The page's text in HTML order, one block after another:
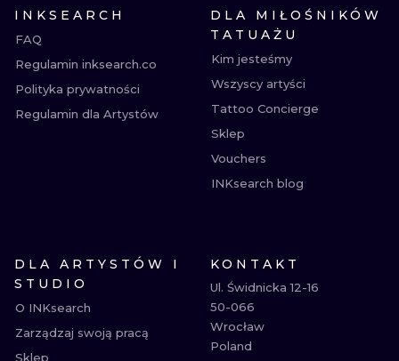
INKSEARCH
FAQ
Regulamin inksearch.co
Polityka prywatności
Regulamin dla Artystów
DLA MIŁOŚNIKÓW
TATUAŻU
Kim jesteśmy
Wszyscy artyści
Tattoo Concierge
Sklep
Vouchers
INKsearch blog
DLA ARTYSTÓW I
STUDIO
O INKsearch
Zarządzaj swoją pracą
Sklep
KONTAKT
Ul. Świdnicka 12-16
50-066
Wrocław
Poland